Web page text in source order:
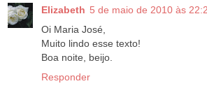
Elizabeth 5 de maio de 2010 às
Oi Maria José,
Muito lindo esse texto!
Boa noite, beijo.
Responder